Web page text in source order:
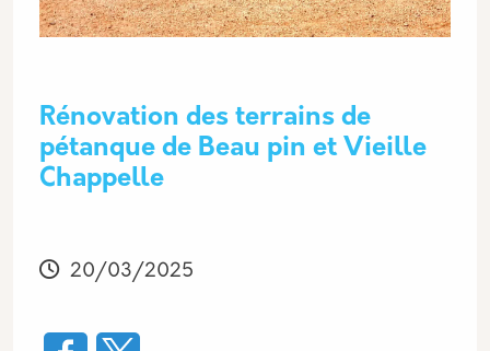
Rénovation des terrains de
pétanque de Beau pin et Vieille
Chappelle
Modifié
20/03/2025